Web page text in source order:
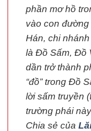
phần mơ hồ
vào con
Hán, chi
là Đồ Sấm, Đồ
dần trở thành
“đồ” trong Đồ
lời sấm truyền
trường phái
Chia sẻ của